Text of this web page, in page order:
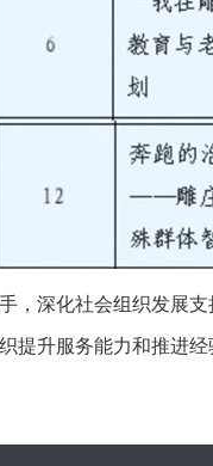
，深化社会组织发展
提升服务能力和推进